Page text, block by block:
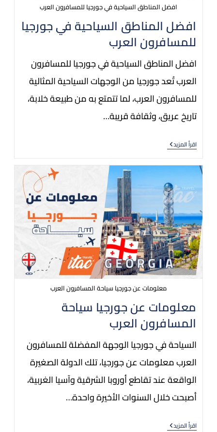
افضل المناطق السياحية في جورجيا للمسافرون العرب
افضل المناطق السياحية في جورجيا
للمسافرون العرب
افضل المناطق السياحية في جورجيا للمسافرون
العرب تُعد جورجيا من الوجهات السياحية المثالية
للمسافرون العرب، لما تتمتع به من طبيعة خلابة،
تاريخ عريق، وثقافة قريبة…
اقرأ المزيد
معلومات عن جورجيا سياحة المسافرون العرب
معلومات عن جورجيا سياحة
المسافرون العرب
السياحة في جورجيا الوجهة المفضلة للمسافرون
العرب معلومات عن جورجيا، تلك الدولة الصغيرة
الواقعة عند تقاطع أوروبا الشرقية وآسيا الغربية،
أصبحت خلال السنوات الأخيرة واحدة…
اقرأ المزيد